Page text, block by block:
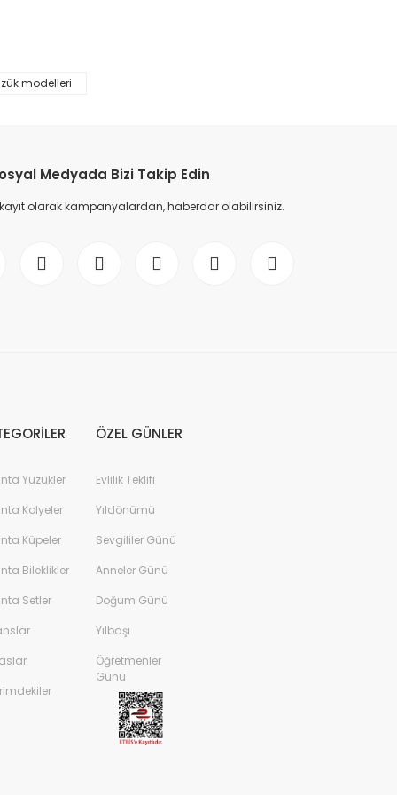
0,60 Karat Pırlanta Tektaş Yüzük F Renk
Pırlanta Tektaş Yüzük F Renk
modelleri
Medyada Bizi Takip Edin
olarak kampanyalardan, haberdar olabilirsiniz.
Yüzükler
Kolyeler
Küpeler
Bileklikler
Setler
ÖZEL GÜNLER
Evlilik Teklifi
Yıldönümü
Sevgililer Günü
Anneler Günü
Doğum Günü
Yılbaşı
Öğretmenler
Günü